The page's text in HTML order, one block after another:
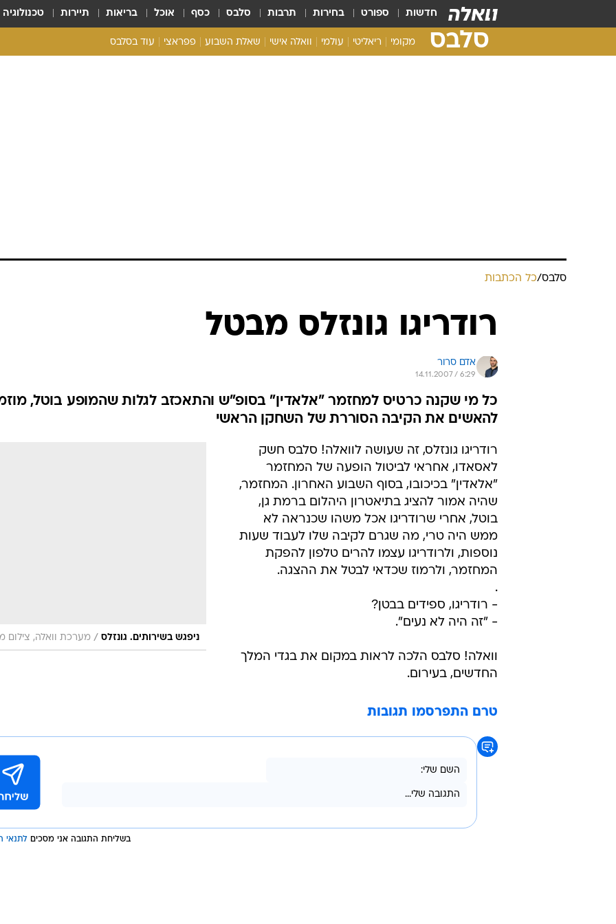
חדשות ספורט בחירות תרבות סלבס כסף אוכל בריאות תיירות טכנולוגיה
סלבס מקומי ריאליטי עולמי וואלה אישי שאלת השבוע פפראצי עוד בסלבס
סלבס/כל הכתבות
רודריגו גונזלס מבטל
אדם סרור
14.11.2007 / 6:29
כל מי שקנה כרטיס למחזמר "אלאדין" בסופ"ש והתאכזב לגלות שהמופע בוטל,
להאשים את הקיבה הסוררת של השחקן הראשי
ניפגש בשירותים. גונזלס / מערכת וואלה, צילום
רודריגו גונזלס, זה שעושה לוואלה! סלבס חשק
לאסאדו, אחראי לביטול הופעה של המחזמר
"אלאדין" בכיכובו, בסוף השבוע האחרון. המחזמר,
שהיה אמור להציג בתיאטרון היהלום ברמת גן,
בוטל, אחרי שרודריגו אכל משהו שכנראה לא
ממש היה טרי, מה שגרם לקיבה שלו לעבוד שעות
נוספות, ולרודריגו עצמו להרים טלפון להפקת
המחזמר, ולרמוז שכדאי לבטל את ההצגה.
.
- רודריגו, ספידים בבטן?
- "זה היה לא נעים".
וואלה! סלבס הלכה לראות במקום את בגדי המלך
החדשים, בעירום.
טרם התפרסמו תגובות
בשליחת התגובה אני מסכים לתנאי